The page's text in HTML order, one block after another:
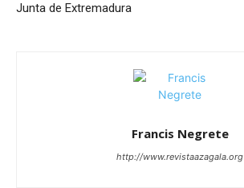
Junta de Extremadura
Francis Negrete
http://www.revistaazagala.org